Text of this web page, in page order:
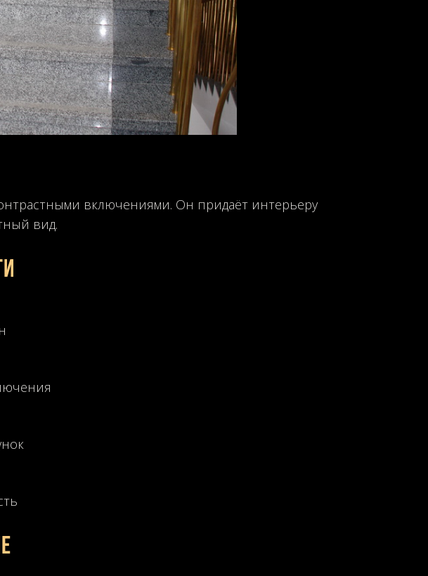
включениями. Он придаёт интерьеру
вид.